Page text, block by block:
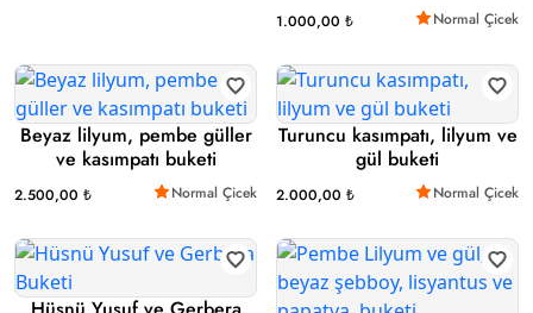
1.000,00 ₺ Normal Çicek
Beyaz lilyum, pembe güller
ve kasımpatı buketi
2.500,00 ₺ Normal Çicek
Turuncu kasımpatı, lilyum ve
gül buketi
2.000,00 ₺ Normal Çicek